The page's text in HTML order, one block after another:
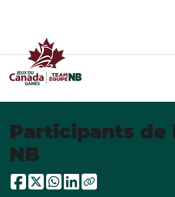
Participants de
NB